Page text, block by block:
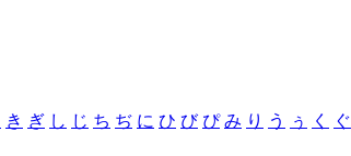
き ぎ し じ ち ぢ に ひ び ぴ み り う ぅ く ぐ